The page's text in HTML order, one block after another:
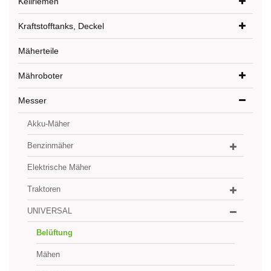
Kraftstofftanks, Deckel
Mäherteile
Mähroboter
Messer
Akku-Mäher
Benzinmäher
Elektrische Mäher
Traktoren
UNIVERSAL
Belüftung
Mähen